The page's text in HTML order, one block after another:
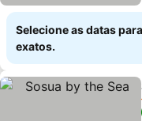
Selecione as datas
exatos.